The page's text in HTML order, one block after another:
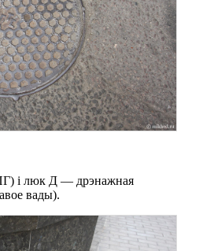
і люк Д — дрэнажная
вады).